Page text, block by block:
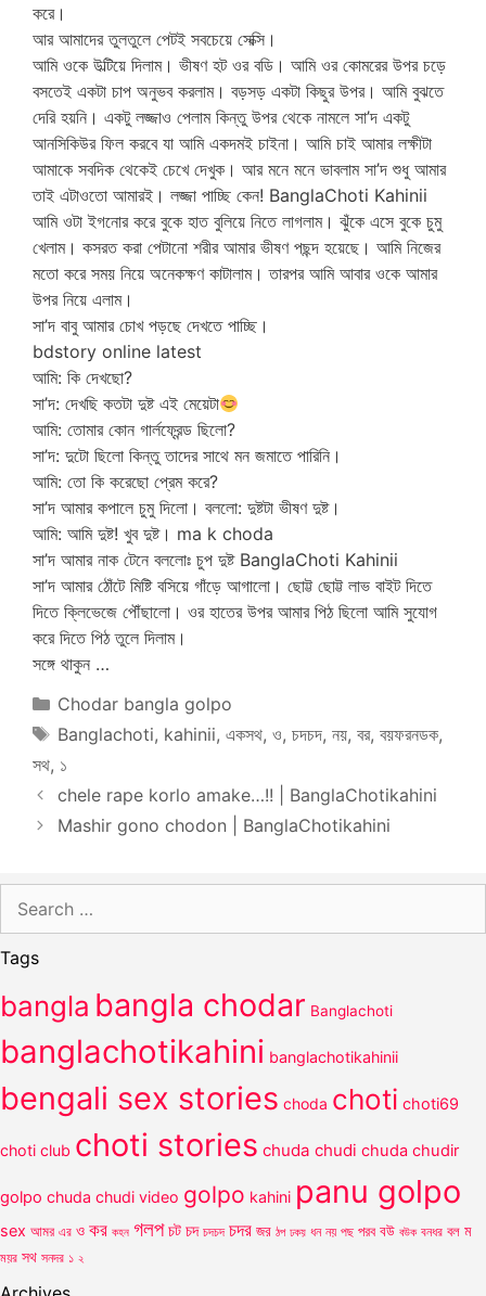
করে।
আর আমাদের তুলতুলে পেটই সবচেয়ে সেক্সি।
আমি ওকে উল্টিয়ে দিলাম। ভীষণ হট ওর বডি। আমি ওর কোমরের উপর চড়ে
বসতেই একটা চাপ অনুভব করলাম। বড়সড় একটা কিছুর উপর। আমি বুঝতে
দেরি হয়নি। একটু লজ্জাও পেলাম কিন্তু উপর থেকে নামলে সা’দ একটু
আনসিকিউর ফিল করবে যা আমি একদমই চাইনা। আমি চাই আমার লক্ষীটা
আমাকে সবদিক থেকেই চেখে দেখুক। আর মনে মনে ভাবলাম সা’দ শুধু আমার
তাই এটাওতো আমারই। লজ্জা পাচ্ছি কেন! BanglaChoti Kahinii
আমি ওটা ইগনোর করে বুকে হাত বুলিয়ে নিতে লাগলাম। ঝুঁকে এসে বুকে চুমু
খেলাম। কসরত করা পেটানো শরীর আমার ভীষণ পছন্দ হয়েছে। আমি নিজের
মতো করে সময় নিয়ে অনেকক্ষণ কাটালাম। তারপর আমি আবার ওকে আমার
উপর নিয়ে এলাম।
সা’দ বাবু আমার চোখ পড়ছে দেখতে পাচ্ছি।
bdstory online latest
আমি: কি দেখছো?
সা’দ: দেখছি কতটা দুষ্ট এই মেয়েটা
আমি: তোমার কোন গার্লফ্রেন্ড ছিলো?
সা’দ: দুটো ছিলো কিন্তু তাদের সাথে মন জমাতে পারিনি।
আমি: তো কি করেছো প্রেম করে?
সা’দ আমার কপালে চুমু দিলো। বললো: দুষ্টটা ভীষণ দুষ্ট।
আমি: আমি দুষ্ট! খুব দুষ্ট। ma k choda
সা’দ আমার নাক টেনে বললোঃ চুপ দুষ্ট BanglaChoti Kahinii
সা’দ আমার ঠোঁটে মিষ্টি বসিয়ে গাঁড়ে আগালো। ছোট্ট ছোট্ট লাভ বাইট দিতে
দিতে ক্লিভেজে পৌঁছালো। ওর হাতের উপর আমার পিঠ ছিলো আমি সুযোগ
করে দিতে পিঠ তুলে দিলাম।
সঙ্গে থাকুন …
Categories
Chodar bangla golpo
Tags
Banglachoti, kahinii, একসথ, ও, চদচদ, নয়, বর, বয়ফরনডক,
সথ, ১
chele rape korlo amake…!! | BanglaChotikahini
Mashir gono chodon | BanglaChotikahini
for:
Tags
bangla bangla chodar Banglachoti
banglachotikahini banglachotikahinii
bengali sex stories choda choti choti69
choti club choti stories chuda chudi chuda chudir
golpo chuda chudi video golpo kahini panu golpo
sex আমর এর ও কর কহন গলপ চট চদ চদচদ চদর জর ঠপ ঢকয় ধন নয় পছ পরব বউ বউক বনধর বল ম
ময়র সথ সনদর ১ ২